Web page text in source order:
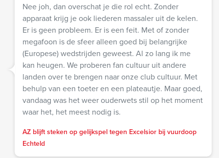
Nee joh, dan overschat je die rol echt. Zonder
apparaat krijg je ook liederen massaler uit de kelen.
Er is geen probleem. Er is een feit. Met of zonder
megafoon is de sfeer alleen goed bij belangrijke
(Europese) wedstrijden geweest. Al zo lang ik me
kan heugen. We proberen fan cultuur uit andere
landen over te brengen naar onze club cultuur. Met
behulp van een toeter en een plateautje. Maar goed,
vandaag was het weer ouderwets stil op het moment
waar het, het meest nodig is.
AZ blijft steken op gelijkspel tegen Excelsior bij vuurdoop
Echteld